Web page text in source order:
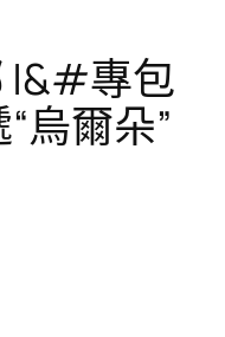
|&#專包
烏爾朵”